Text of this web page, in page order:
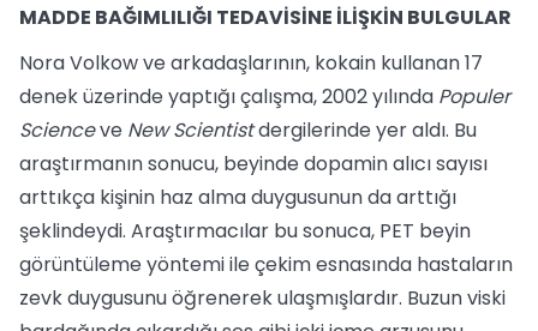
MADDE BAĞIMLILIĞI TEDAVİSİNE İLİŞKİN BULGULAR
Nora Volkow ve arkadaşlarının, kokain kullanan 17
denek üzerinde yaptığı çalışma, 2002 yılında Populer
Scienceve New Scientistdergilerinde yer aldı. Bu
araştırmanın sonucu, beyinde dopamin alıcı sayısı
arttıkça kişinin haz alma duygusunun da arttığı
şeklindeydi. Araştırmacılar bu sonuca, PET beyin
görüntüleme yöntemi ile çekim esnasında hastaların
zevk duygusunu öğrenerek ulaşmışlardır. Buzun viski